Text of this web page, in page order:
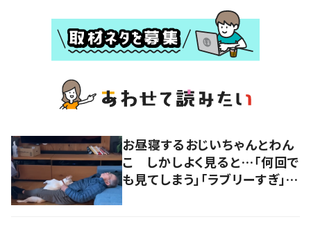
お昼寝するおじいちゃんとわん
こ しかしよく見ると…「何回で
も見てしまう」「ラブリーすぎ」の